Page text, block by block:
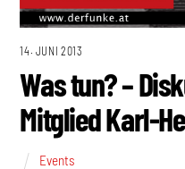
14. JUNI 2013
Was tun? –
Mitglied Karl-
Events